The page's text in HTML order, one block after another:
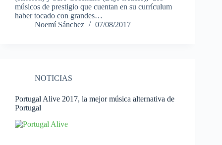
músicos de prestigio que cuentan en su currículum
haber tocado con grandes…
Noemí Sánchez
07/08/2017
NOTICIAS
Portugal Alive 2017, la mejor música alternativa de
Portugal